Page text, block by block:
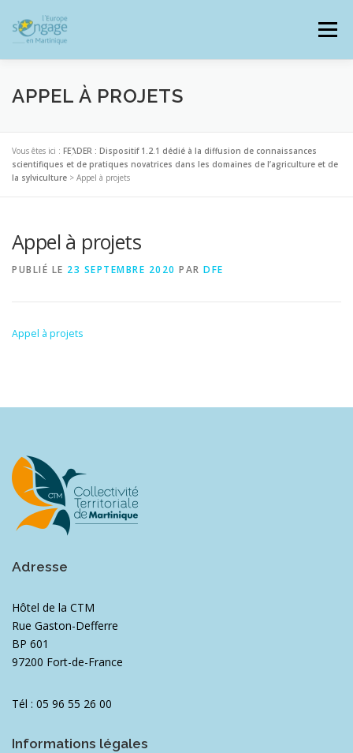
contenu
Menu
PROGRAMMES J’AI UN PROJET
RESSOURCES DOCUMENTAIRES
APPEL À PROJETS
Vous êtes ici : FEADER : Dispositif 1.2.1 dédié à la diffusion de connaissances
scientifiques et de pratiques novatrices dans les domaines de l’agriculture et de
la sylviculture > Appel à projets
Appel à projets
PUBLIÉ LE 23 SEPTEMBRE 2020 PAR DFE
Appel à projets
Adresse
Hôtel de la CTM
Rue Gaston-Defferre
BP 601
97200 Fort-de-France
Tél : 05 96 55 26 00
Informations légales